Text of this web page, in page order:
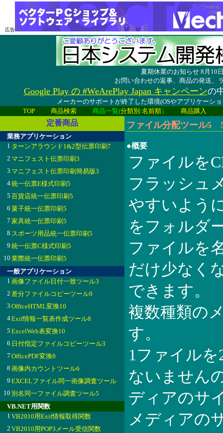
広告
夏期休業のお知らせ 8月10
お問い合わせの返事、商品の発送、
Google Play の #WeArePlay Japan キャンペーンの
メーカーのサポートが終了した環境(OSやアプリケーシ
TOP
商品検索 商品一覧(分類別 /名前順） 商品購入
定番商品
業務アプリケーション
1 ターンアラウンド1&2型伝票印刷7
2 マニフェスト伝票印刷3
3 マニフェスト伝票印刷簡易版3
4統一伝票E様式印刷5
5 百貨店統一伝票印刷5
6 菓子統一伝票印刷5
7 家具統一伝票印刷5
8 スポーツ用品統一伝票印刷5
9 統一伝票C様式印刷5
10 業際統一伝票印刷5
一般アプリケーション
1 画像ファイル日付一致ツール3
2 差分ファイルコピーツール9
3 OfficeHTML変換10
4Exif情報一覧表作成ツール8
5 ExcelWeb表変換10
6 日付指定ファイルコピーツール3
7 OfficePDF変換8
8 画像内カウントツール6
9 EXCELファイル同一画像調査ツール
10 別名同一ファイル調査ツール5
VB.NET用関数
1 VB2010用Exif情報取得関数
2 VB2010用POP3メール受信関数
ファイル分配ツール5
●概要
ファイルを
フラッシュ
やすいよう
をフォルダ
ファイルを
だけ少なく
できます。
複数種類の
す。
1ファイル
ないません
ディアのサ
メディアの